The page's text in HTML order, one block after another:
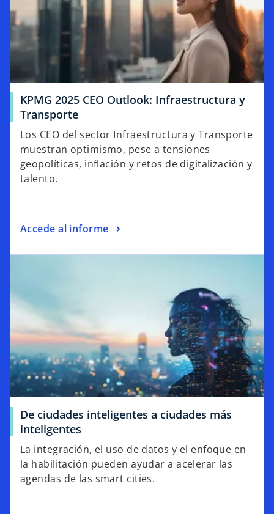
KPMG 2025 CEO Outlook: Infraestructura y
Transporte
Los CEO del sector Infraestructura y Transporte
muestran optimismo, pese a tensiones
geopolíticas, inflación y retos de digitalización y
talento.
Accede al informe
De ciudades inteligentes a ciudades más
inteligentes
La integración, el uso de datos y el enfoque en
la habilitación pueden ayudar a acelerar las
agendas de las smart cities.